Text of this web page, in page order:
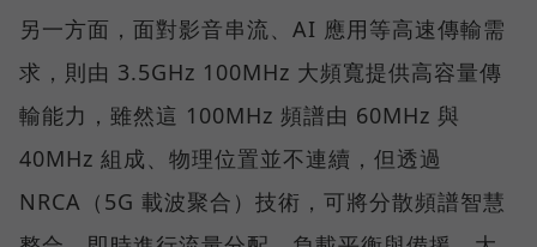
另一方面，面對影音串流、AI 應用等高速傳輸需
求，則由 3.5GHz 100MHz 大頻寬提供高容量傳
輸能力，雖然這 100MHz 頻譜由 60MHz 與
40MHz 組成、物理位置並不連續，但透過
NRCA（5G 載波聚合）技術，可將分散頻譜智慧